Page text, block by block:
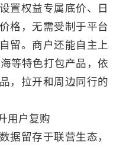
置权益专属底价、日
格，无需受制于平台
留。商户还能自主上
等特色打包产品，依
，拉开和周边同行的
用户复购
据留存于联营生态，